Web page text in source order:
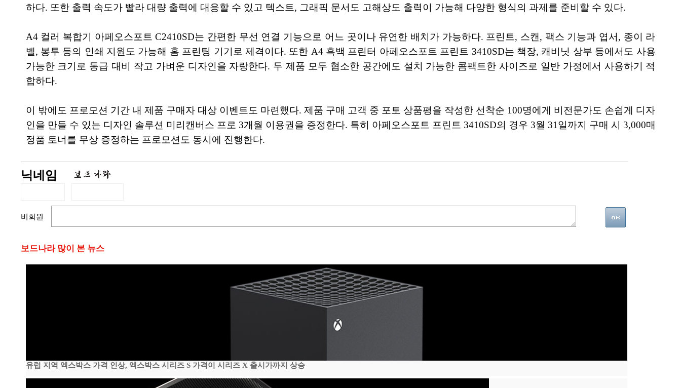
하다. 또한 출력 속도가 빨라 대량 출력에 대응할 수 있고 텍스트, 그래픽 문서도 고해상도 출력이 가능해 다양한 형식의 과제를 준비할 수 있다.
A4 컬러 복합기 아페오스포트 C2410SD는 간편한 무선 연결 기능으로 어느 곳이나 유연한 배치가 가능하다. 프린트, 스캔, 팩스 기능과 엽서, 종이 라
벨, 봉투 등의 인쇄 지원도 가능해 홈 프린팅 기기로 제격이다. 또한 A4 흑백 프린터 아페오스포트 프린트 3410SD는 책장, 캐비닛 상부 등에서도 사용
가능한 크기로 동급 대비 작고 가벼운 디자인을 자랑한다. 두 제품 모두 협소한 공간에도 설치 가능한 콤팩트한 사이즈로 일반 가정에서 사용하기 적
합하다.
이 밖에도 프로모션 기간 내 제품 구매자 대상 이벤트도 마련했다. 제품 구매 고객 중 포토 상품평을 작성한 선착순 100명에게 비전문가도 손쉽게 디자
인을 만들 수 있는 디자인 솔루션 미리캔버스 프로 3개월 이용권을 증정한다. 특히 아페오스포트 프린트 3410SD의 경우 3월 31일까지 구매 시 3,000매
정품 토너를 무상 증정하는 프로모션도 동시에 진행한다.
닉네임
비회원
보드나라 많이 본 뉴스
유럽 지역 엑스박스 가격 인상, 엑스박스 시리즈 S 가격이 시리즈 X 출시가까지 상승